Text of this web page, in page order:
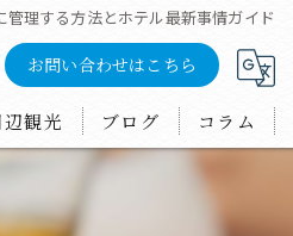
理する方法とホテル最新事情ガイド
お問い合わせはこちら
観光 ブログ コラム